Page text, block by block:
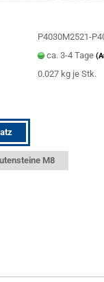
P4030M2521-
ca. 3-4 Tage
0.027 kg je Stk.
M8